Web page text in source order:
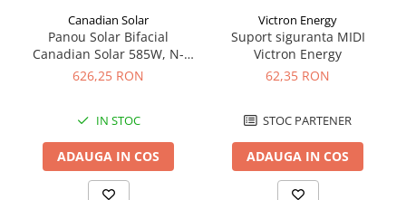
Stabilizatoare Tensiune
PDUs unitati de distributie a
energiei electrice
Acumulatori UPS
Drumetii / Camping
Accesorii
Canadian Solar
Panou Solar Bifacial
Canadian Solar 585W, N-
Type TOPCon, CS6W-TB-SF-
626,25 RON
IN STOC
ADAUGA IN COS
Victron Energy
Suport siguranta MIDI
Victron Energy
62,35 RON
STOC PARTENER
ADAUGA IN COS